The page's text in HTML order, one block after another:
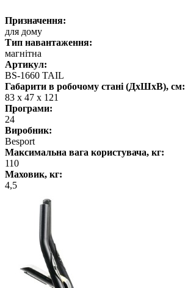
Призначення:
для дому
Тип навантаження:
магнітна
Артикул:
BS-1660 TAIL
Габарити в робочому стані (ДхШхВ), см:
83 х 47 х 121
Програми:
24
Виробник:
Besport
Максимальна вага користувача, кг:
110
Маховик, кг:
4,5